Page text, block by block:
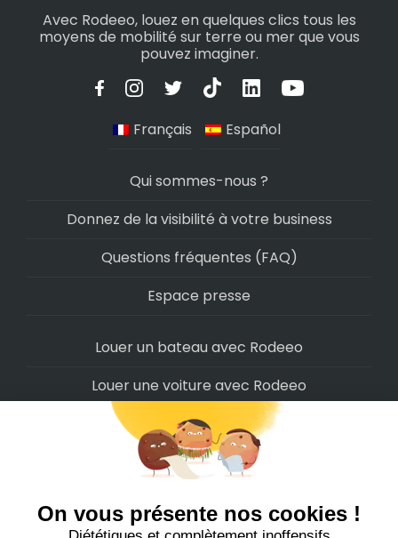
Avec Rodeeo, louez en quelques clics tous les
moyens de mobilité sur terre ou mer que vous
pouvez imaginer.
Français Español
Qui sommes-nous ?
Donnez de la visibilité à votre business
Questions fréquentes (FAQ)
Espace presse
Louer un bateau avec Rodeeo
Louer une voiture avec Rodeeo
Louer une moto avec Rodeeo
Louer un scooter avec Rodeeo
Louer un vélo avec Rodeeo